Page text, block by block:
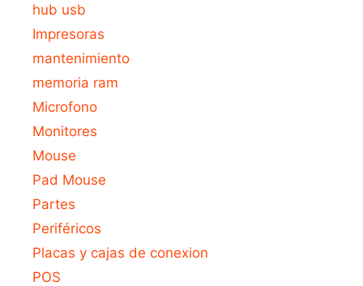
hub usb
Impresoras
mantenimiento
memoria ram
Microfono
Monitores
Mouse
Pad Mouse
Partes
Periféricos
Placas y cajas de conexion
POS